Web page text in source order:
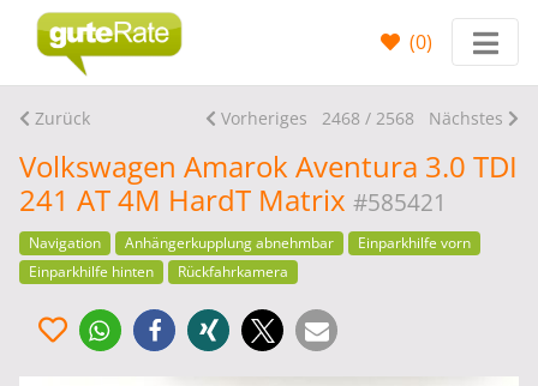
(0)
Zurück Vorheriges 2468 / 2568 Nächstes
Volkswagen Amarok Aventura 3.0 TDI
241 AT 4M HardT Matrix #585421
Navigation Anhängerkupplung abnehmbar
Einparkhilfe vorn
Einparkhilfe hinten
Rückfahrkamera